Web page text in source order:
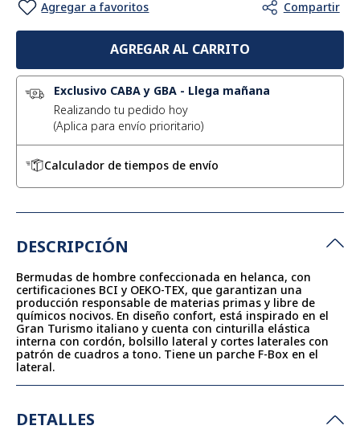
AGREGAR AL CARRITO
Exclusivo CABA y GBA - Llega mañana
Realizando tu pedido hoy
Calculador de tiempos de envío
DESCRIPCIÓN
Bermudas de hombre confeccionada en helanca, con
certificaciones BCI y OEKO-TEX, que garantizan una
producción responsable de materias primas y libre de
químicos nocivos. En diseño confort, está inspirado en el
Gran Turismo italiano y cuenta con cinturilla elástica
interna con cordón, bolsillo lateral y cortes laterales con
patrón de cuadros a tono. Tiene un parche F-Box en el
lateral.
DETALLES